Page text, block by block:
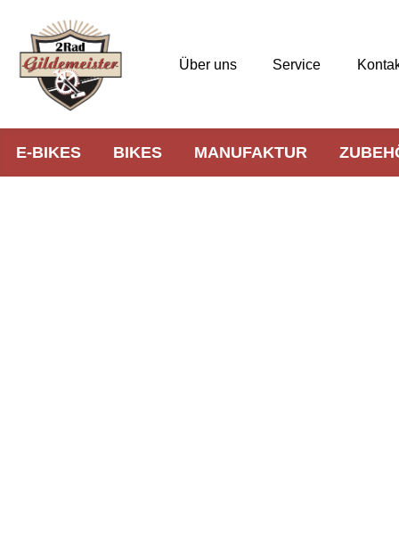
Über uns Service
E-BIKES BIKES MANUFAKTUR